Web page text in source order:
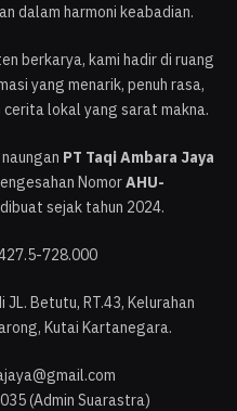
dalam harmoni keabadian.
berkarya, kami hadir di ruang
yang menarik, penuh rasa,
lokal yang sarat makna.
PT Taqi Ambara Jaya
NomorAHU-
sejak tahun 2024.
728.000
Betutu, RT.43, Kelurahan
Kutai Kartanegara.
(Admin Suarastra)